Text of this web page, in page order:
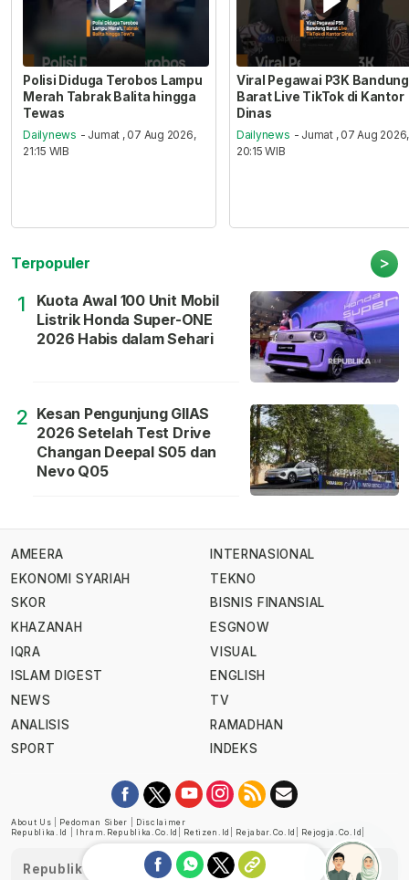
Polisi Diduga Terobos Lampu
Merah Tabrak Balita hingga
Tewas
Dailynews - Jumat , 07 Aug 2026,
21:15 WIB
Viral Pegawai P3K Bandung
Barat Live TikTok di Kantor
Dinas
Dailynews - Jumat , 07 Aug 2026,
20:15 WIB
Terpopuler >
1
Kuota Awal 100 Unit Mobil
Listrik Honda Super-ONE
2026 Habis dalam Sehari
2 Kesan Pengunjung GIIAS
2026 Setelah Test Drive
Changan Deepal S05 dan
Nevo Q05
AMEERA
EKONOMI SYARIAH
SKOR
KHAZANAH
IQRA
ISLAM DIGEST
NEWS
ANALISIS
SPORT
INTERNASIONAL
TEKNO
BISNIS FINANSIAL
ESGNOW
VISUAL
ENGLISH
TV
RAMADHAN
INDEKS
About Us Pedoman Siber
Disclaimer
Republika.id
Ihram.republika.co.id Retizen.id Rejabar.co.id Rejogja.co.id
Republika telah diverifikasi oleh Dewan Pers